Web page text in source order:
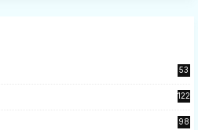
53
122
98